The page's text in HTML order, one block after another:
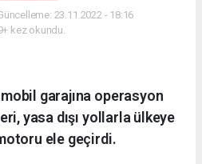
23.11.2022 - 18:16
kez okundu.
garajına operasyon
yasa dışı yollarla ülkeye
ele geçirdi.